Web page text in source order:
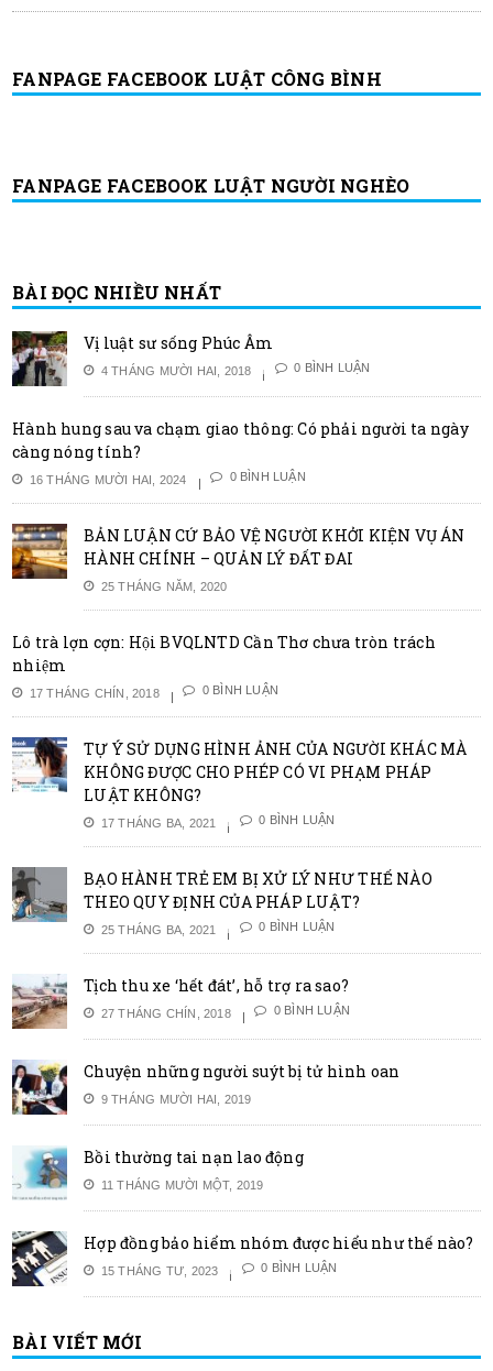
FANPAGE FACEBOOK LUẬT CÔNG BÌNH
FANPAGE FACEBOOK LUẬT NGƯỜI NGHÈO
BÀI ĐỌC NHIỀU NHẤT
Vị luật sư sống Phúc Âm
4 THÁNG MƯỜI HAI, 2018 0 BÌNH LUẬN
Hành hung sau va chạm giao thông: Có phải người ta ngày
càng nóng tính?
16 THÁNG MƯỜI HAI, 2024 0 BÌNH LUẬN
BẢN LUẬN CỨ BẢO VỆ NGƯỜI KHỞI KIỆN VỤ ÁN
HÀNH CHÍNH – QUẢN LÝ ĐẤT ĐAI
25 THÁNG NĂM, 2020
Lô trà lợn cợn: Hội BVQLNTD Cần Thơ chưa tròn trách
nhiệm
17 THÁNG CHÍN, 2018 0 BÌNH LUẬN
TỰ Ý SỬ DỤNG HÌNH ẢNH CỦA NGƯỜI KHÁC MÀ
KHÔNG ĐƯỢC CHO PHÉP CÓ VI PHẠM PHÁP
LUẬT KHÔNG?
17 THÁNG BA, 2021 0 BÌNH LUẬN
BẠO HÀNH TRẺ EM BỊ XỬ LÝ NHƯ THẾ NÀO
THEO QUY ĐỊNH CỦA PHÁP LUẬT?
25 THÁNG BA, 2021 0 BÌNH LUẬN
Tịch thu xe ‘hết đát’, hỗ trợ ra sao?
27 THÁNG CHÍN, 2018 0 BÌNH LUẬN
Chuyện những người suýt bị tử hình oan
9 THÁNG MƯỜI HAI, 2019
Bồi thường tai nạn lao động
11 THÁNG MƯỜI MỘT, 2019
Hợp đồng bảo hiểm nhóm được hiểu như thế nào?
15 THÁNG TƯ, 2023 0 BÌNH LUẬN
BÀI VIẾT MỚI